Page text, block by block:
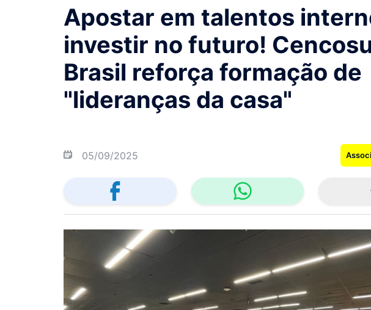
Apostar em talentos
investir no futuro!
Brasil reforça formação de
"lideranças da casa"
05/09/2025